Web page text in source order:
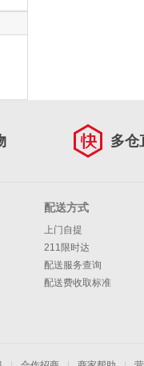
多仓
配送方式
上门自提
211限时达
配送服务查询
配送费收取标准